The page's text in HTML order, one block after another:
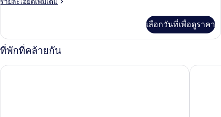
เกี่ยว
กับ
ห้อง
เลือกวันที่เพื่อดูราคา
ที่พักที่คล้ายกัน
อิล ตอร์นาบูโอนี ดิอันบาวด์ คอลเลกชัน บาย ไฮแอท โรงแรม